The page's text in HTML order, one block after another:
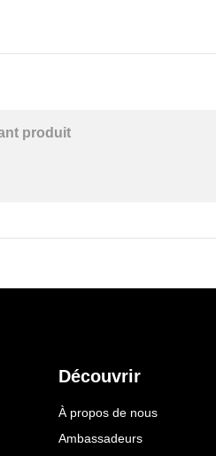
produit
Découvrir
À propos de nous
Ambassadeurs